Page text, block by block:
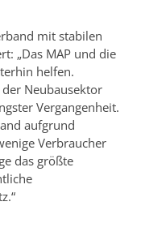
mit stabilen
„Das MAP und die
helfen.
Neubausektor
Vergangenheit.
aufgrund
Verbraucher
das größte